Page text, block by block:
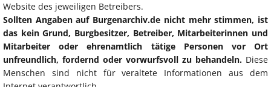
Website des jeweiligen Betreibers.
Sollten Angaben auf Burgenarchiv.de nicht mehr stimmen, ist
das kein Grund, Burgbesitzer, Betreiber, Mitarbeiterinnen und
Mitarbeiter oder ehrenamtlich tätige Personen vor Ort
unfreundlich, fordernd oder vorwurfsvoll zu behandeln. Diese
Menschen sind nicht für veraltete Informationen aus dem